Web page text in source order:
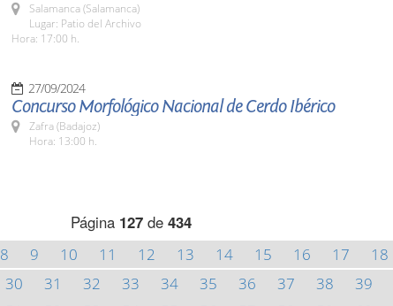
Salamanca (Salamanca)
Lugar: Patio del Archivo
Hora: 17:00 h.
27/09/2024
Concurso Morfológico Nacional de Cerdo Ibérico
Zafra (Badajoz)
Hora: 13:00 h.
Página 127de 434
8 9 10 11 12 13 14 15 16 17 18
30 31 32 33 34 35 36 37 38 39